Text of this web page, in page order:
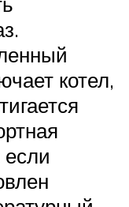
котел,